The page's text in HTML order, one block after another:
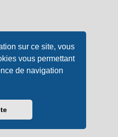
sur ce site, vous
vous permettant
de navigation